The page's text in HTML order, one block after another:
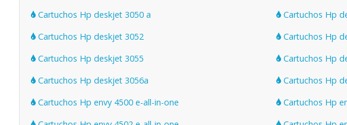
Cartuchos Hp deskjet 3050 a
Cartuchos Hp
Cartuchos Hp deskjet 3052
Cartuchos Hp
Cartuchos Hp deskjet 3055
Cartuchos Hp
Cartuchos Hp deskjet 3056a
Cartuchos Hp
Cartuchos Hp envy 4500 e-all-in-one
Cartuchos Hp